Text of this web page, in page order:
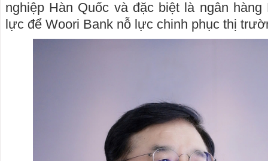
nghiệp Hàn Quốc và đặc biệt là ngân
lực để Woori Bank nỗ lực chinh phục thị